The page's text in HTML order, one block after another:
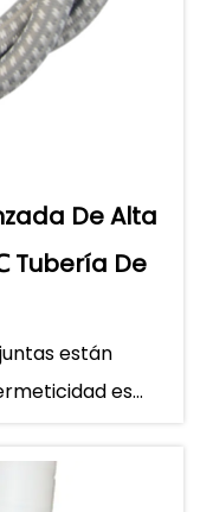
De Alta
Tubería De
están
es